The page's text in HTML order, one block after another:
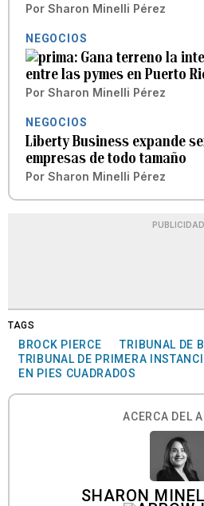
Por Sharon Minelli Pérez
NEGOCIOS
Gana terreno la
entre las pymes en Puerto
Por Sharon Minelli Pérez
NEGOCIOS
Liberty Business expande
empresas de todo tamaño
Por Sharon Minelli Pérez
PUBLICIDAD
TAGS
BROCK PIERCE
TRIBUNAL DE
TRIBUNAL DE PRIMERA
EN PIES CUADRADOS
ACERCA DEL
SHARON